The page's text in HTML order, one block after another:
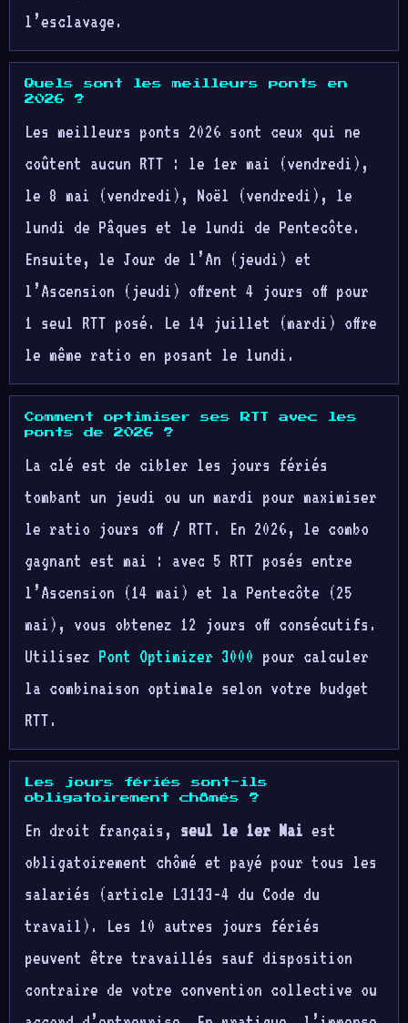
l’esclavage.
Quels sont les meilleurs ponts en
2026 ?
Les meilleurs ponts 2026 sont ceux qui ne
coûtent aucun RTT : le 1er mai (vendredi),
le 8 mai (vendredi), Noël (vendredi), le
lundi de Pâques et le lundi de Pentecôte.
Ensuite, le Jour de l’An (jeudi) et
l’Ascension (jeudi) offrent 4 jours off pour
1 seul RTT posé. Le 14 juillet (mardi) offre
le même ratio en posant le lundi.
Comment optimiser ses RTT avec les
ponts de 2026 ?
La clé est de cibler les jours fériés
tombant un jeudi ou un mardi pour maximiser
le ratio jours off / RTT. En 2026, le combo
gagnant est mai : avec 5 RTT posés entre
l’Ascension (14 mai) et la Pentecôte (25
mai), vous obtenez 12 jours off consécutifs.
Utilisez Pont Optimizer 3000 pour calculer
la combinaison optimale selon votre budget
RTT.
Les jours fériés sont-ils
obligatoirement chômés ?
En droit français, seul le 1er Mai est
obligatoirement chômé et payé pour tous les
salariés (article L3133-4 du Code du
travail). Les 10 autres jours fériés
peuvent être travaillés sauf disposition
contraire de votre convention collective ou